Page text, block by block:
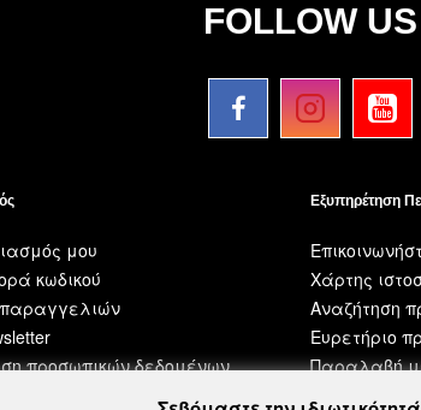
FOLLOW US
μου
κωδικού
παραγγελιών
προσωπικών δεδομένων
Εξυπηρέτηση
Χάρτης
Αναζήτηση
Ευρετήριο
Παραλαβή